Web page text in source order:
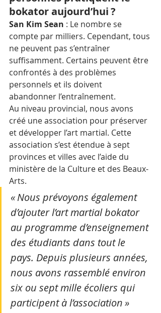
bokator aujourd’hui ?
San Kim Sean : Le nombre se
compte par milliers. Cependant, tous
ne peuvent pas s’entraîner
suffisamment. Certains peuvent être
confrontés à des problèmes
personnels et ils doivent
abandonner l’entraînement.
Au niveau provincial, nous avons
créé une association pour préserver
et développer l’art martial. Cette
association s’est étendue à sept
provinces et villes avec l’aide du
ministère de la Culture et des Beaux-
Arts.
« Nous prévoyons également
d’ajouter l’art martial bokator
au programme d’enseignement
des étudiants dans tout le
pays. Depuis plusieurs années,
nous avons rassemblé environ
six ou sept mille écoliers qui
participent à l’association »